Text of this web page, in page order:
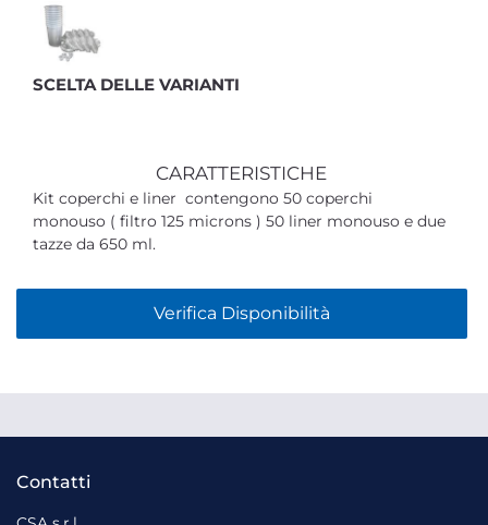
SCELTA DELLE VARIANTI
CARATTERISTICHE
Kit coperchi e liner contengono 50 coperchi
monouso ( filtro 125 microns ) 50 liner monouso e due
tazze da 650 ml.
Verifica Disponibilità
Contatti